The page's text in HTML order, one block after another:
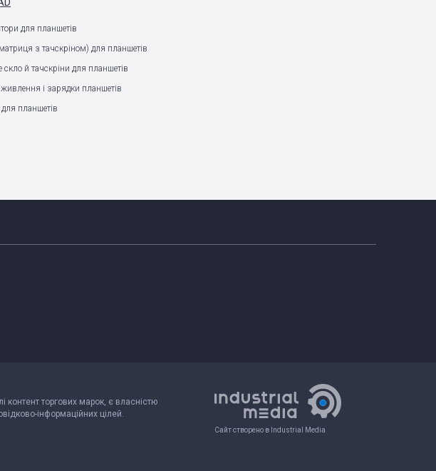
для планшетів
з тачскріном) для планшетів
скло й тачскріни для планшетів
і зарядки планшетів
планшетів
контент торгових марок, є власністю
інформаційних цілей.
Сайт створено в Industrial Media